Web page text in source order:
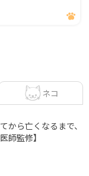
ネコ
ら亡くなるまで、
師監修】